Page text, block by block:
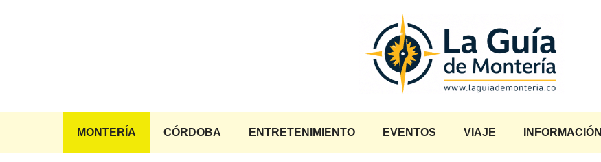
MONTERÍA CÓRDOBA ENTRETENIMIENTO EVENTOS VIAJE INFORMACIÓN